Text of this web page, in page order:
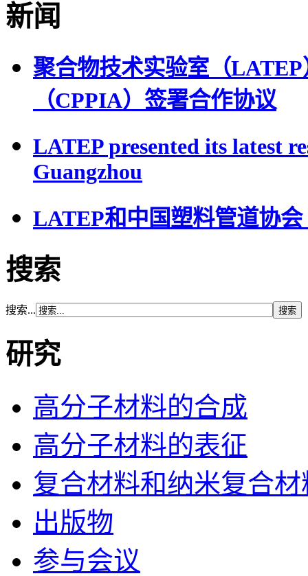
新闻
聚合物技术实验室（
（CPPIA）签署合作协议
LATEP presented its latest
Guangzhou
LATEP和中国塑料管道协
搜索
搜索...
研究
高分子材料的合成
高分子材料的表征
复合材料和纳米复合材
出版物
参与会议